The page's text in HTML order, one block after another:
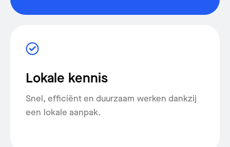
Lokale kennis
Snel, efficiënt en duurzaam werken dankzij
een lokale aanpak.